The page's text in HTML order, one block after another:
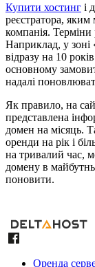
Купити хостинг і
реєстратора,
компанія. Терміни
Наприклад, у зоні
відразу на 10
основному
надалі
Як правило, на
представлена
домен на місяць.
оренди на рік і
на тривалий час,
домену в
поновити.
Оренда